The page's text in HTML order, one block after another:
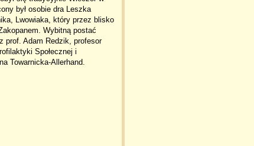
był osobie dra Leszka
Lwowiaka, który przez blisko
Wybitną postać
prof. Adam Redzik, profesor
Społecznej i
Towarnicka-Allerhand.